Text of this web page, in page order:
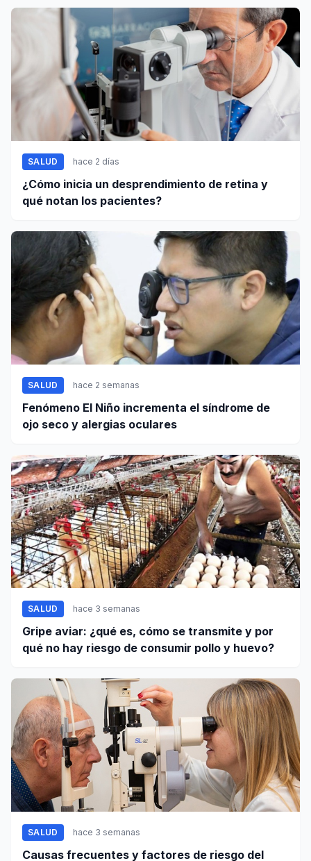
SALUD hace 2 días
¿Cómo inicia un desprendimiento de retina y
qué notan los pacientes?
SALUD hace 2 semanas
Fenómeno El Niño incrementa el síndrome de
ojo seco y alergias oculares
SALUD hace 3 semanas
Gripe aviar: ¿qué es, cómo se transmite y por
qué no hay riesgo de consumir pollo y huevo?
SALUD hace 3 semanas
Causas frecuentes y factores de riesgo del